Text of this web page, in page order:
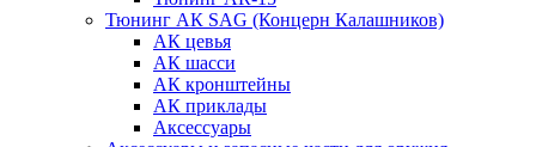
Тюнинг АК SAG (Концерн Калашников)
АК цевья
АК шасси
АК кронштейны
АК приклады
Аксессуары